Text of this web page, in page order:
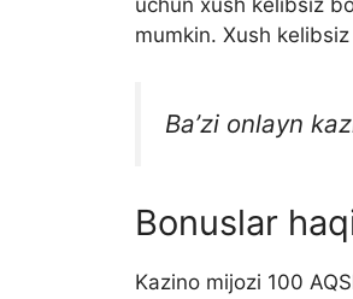
uchun xush kelibsiz
mumkin. Xush
Ba’zi onlayn
Bonuslar
Kazino mijozi 100